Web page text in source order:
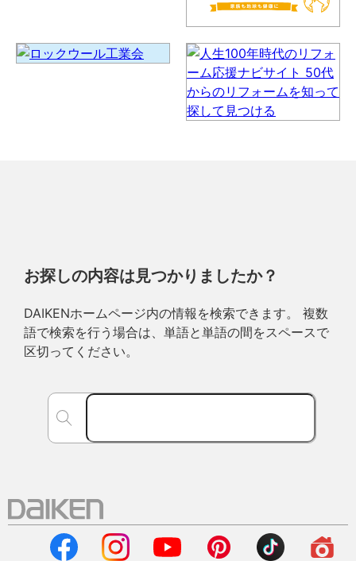
お探しの内容は見つかりましたか？
DAIKENホームページ内の情報を検索できます。 複数
語で検索を行う場合は、単語と単語の間をスペースで
区切ってください。